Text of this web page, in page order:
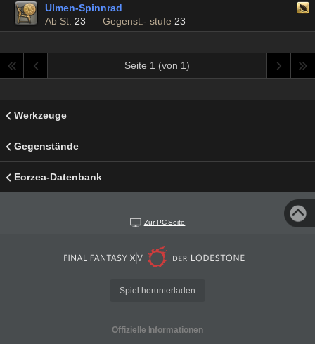
Ulmen-Spinnrad
Ab St. 23 Gegenst.- stufe 23
Seite 1 (von 1)
Werkzeuge
Gegenstände
Eorzea-Datenbank
Zur PC-Seite
Spiel herunterladen
Offizielle Informationen